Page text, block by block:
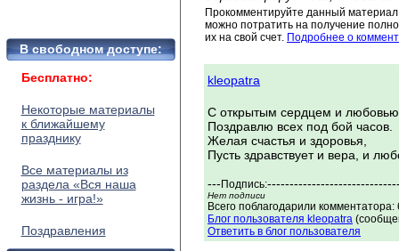
В свободном доступе:
Бесплатно:
Некоторые материалы
к ближайшему
празднику
Все материалы из
раздела «Вся наша
жизнь - игра!»
Поздравления
Прокомментируйте данный
можно потратить на получение
их на свой счет. Подробнее о
kleopatra
С открытым сердцем и любовью
Поздравлю всех под бой часов.
Желая счастья и здоровья,
Пусть здравствует и вера, и
--- Подпись:
Нет подписи
Всего поблагодарили
Блог пользователя kleopatra
Ответить в блог пользователя